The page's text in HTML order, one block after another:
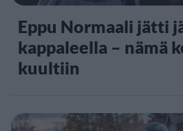
Eppu Normaali jätti
kappaleella – nämä
kuultiin